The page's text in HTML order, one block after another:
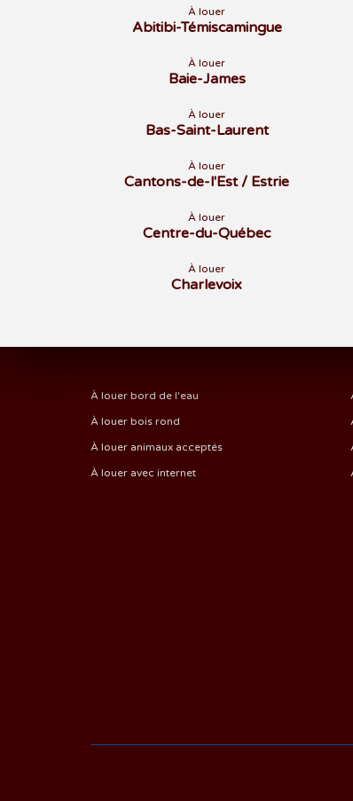
À louer
Abitibi-Témiscamingue
À louer
Baie-James
À louer
Bas-Saint-Laurent
À louer
Cantons-de-l'Est / Estrie
À louer
Centre-du-Québec
À louer
Charlevoix
À louer bord de l'eau
À louer bois rond
À louer animaux acceptés
À louer avec internet